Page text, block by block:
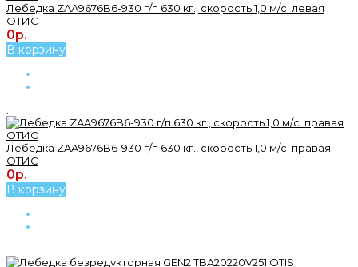
Лебедка ZAA9676B6-930 г/п 630 кг., скорость 1,0 м/с. левая
ОТИС
0р.
В корзину
Лебедка ZAA9676B6-930 г/п 630 кг., скорость 1,0 м/с. правая
ОТИС
0р.
В корзину